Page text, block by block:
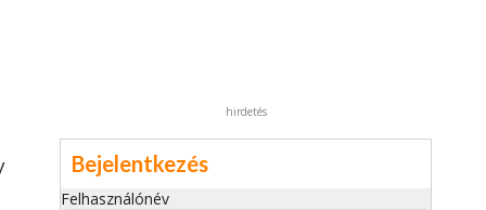
hirdetés
Bejelentkezés
Felhasználónév